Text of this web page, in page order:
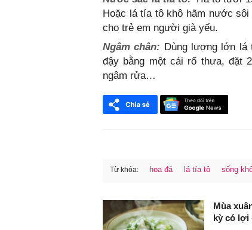
Hoặc lá tía tô khô hãm nước sôi
cho trẻ em người già yếu.
Ngâm chân: Dùng lượng lớn lá
đậy bằng một cái rổ thưa, đặt
ngâm rửa…
Từ khóa: hoa đá lá tía tô sống
Mùa
kỳ có lợi